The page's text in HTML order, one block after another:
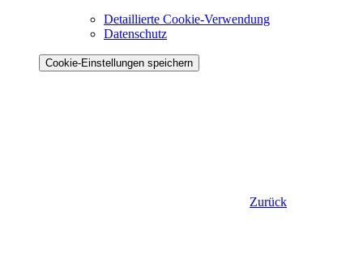
Detaillierte Cookie-Verwendung
Datenschutz
Cookie-Einstellungen speichern
Zurück